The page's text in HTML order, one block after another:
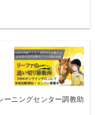
ーニングセンター調教助